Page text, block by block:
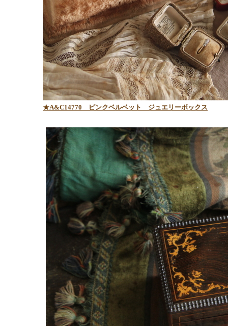
★A&C14770 ピンクベルベット ジュエリーボックス